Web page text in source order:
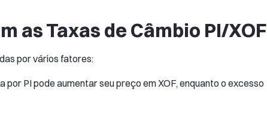
as Taxas de Câmbio PI/XOF
por vários fatores:
PI pode aumentar seu preço em XOF, enquanto o excesso